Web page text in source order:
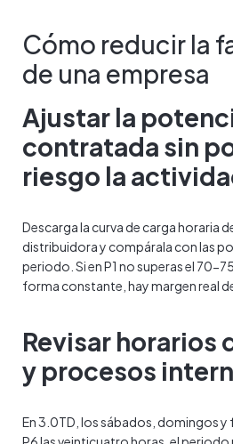
Cómo reducir la
de una empresa
Ajustar la
contratada sin
riesgo la
Descarga la curva de carga horaria
distribuidora y compárala con las
periodo. Si en P1 no superas el 70-
forma constante, hay margen real
Revisar horarios
y procesos
En 3.0TD, los sábados, domingos